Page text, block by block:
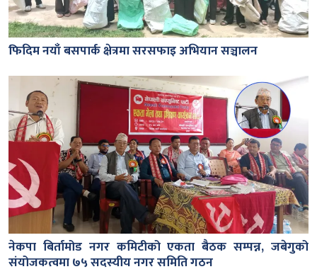
फिदिम नयाँ बसपार्क क्षेत्रमा सरसफाइ अभियान सञ्चालन
नेकपा बिर्तामोड नगर कमिटीको एकता बैठक सम्पन्न, जबेगुको
संयोजकत्वमा ७५ सदस्यीय नगर समिति गठन